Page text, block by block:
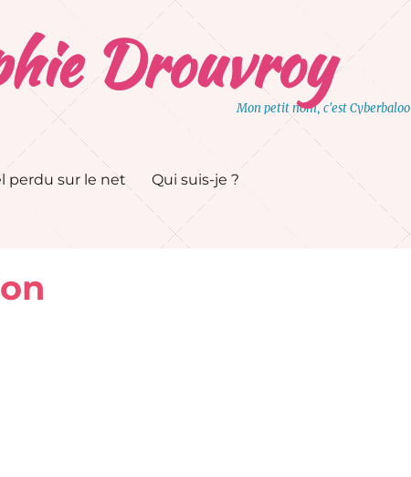
Drouvroy
Mon petit nom, c'est Cyberbaloo
perdu sur le net Qui suis-je ?